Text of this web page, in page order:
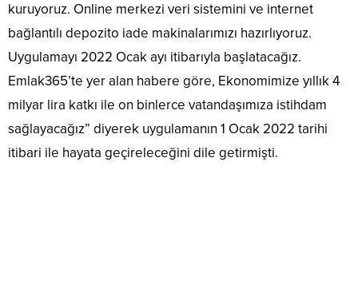
kuruyoruz. Online merkezi veri sistemini ve internet
bağlantılı depozito iade makinalarımızı hazırlıyoruz.
Uygulamayı 2022 Ocak ayı itibarıyla başlatacağız.
Emlak365’te yer alan habere göre, Ekonomimize yıllık 4
milyar lira katkı ile on binlerce vatandaşımıza istihdam
sağlayacağız” diyerek uygulamanın 1 Ocak 2022 tarihi
itibari ile hayata geçireleceğini dile getirmişti.